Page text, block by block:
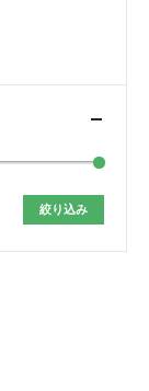
絞り込み